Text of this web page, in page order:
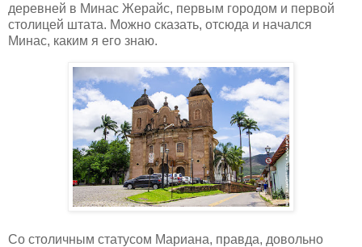
деревней в Минас Жерайс, первым городом и первой
столицей штата. Можно сказать, отсюда и начался
Минас, каким я его знаю.
Со столичным статусом Мариана, правда, довольно